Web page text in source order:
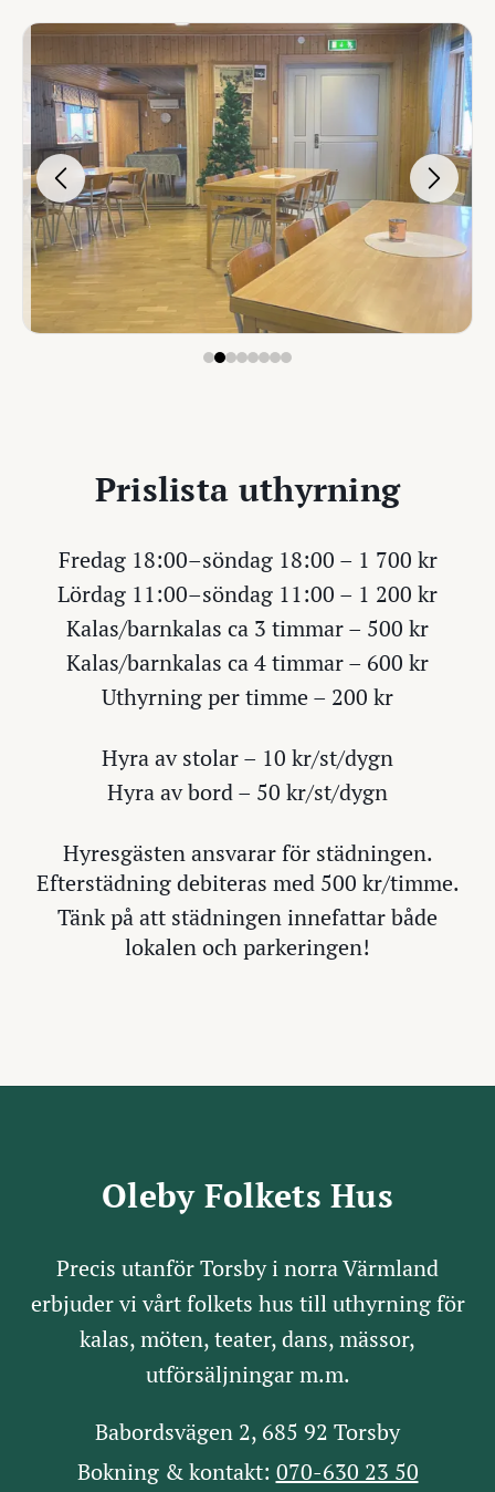
Prislista uthyrning
Fredag 18:00–söndag 18:00 – 1 700 kr
Lördag 11:00–söndag 11:00 – 1 200 kr
Kalas/barnkalas ca 3 timmar – 500 kr
Kalas/barnkalas ca 4 timmar – 600 kr
Uthyrning per timme – 200 kr
Hyra av stolar – 10 kr/st/dygn
Hyra av bord – 50 kr/st/dygn
Hyresgästen ansvarar för städningen.
Efterstädning debiteras med 500 kr/timme.
Tänk på att städningen innefattar både
lokalen och parkeringen!
Oleby Folkets Hus
Precis utanför Torsby i norra Värmland
erbjuder vi vårt folkets hus till uthyrning för
kalas, möten, teater, dans, mässor,
utförsäljningar m.m.
Babordsvägen 2, 685 92 Torsby
Bokning & kontakt: 070-630 23 50